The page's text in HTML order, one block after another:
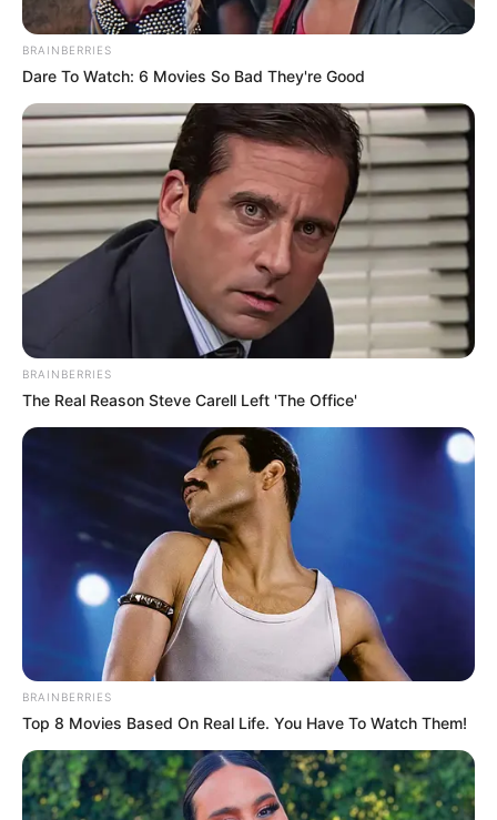
BRAINBERRIES
Dare To Watch: 6 Movies So Bad They're Good
BRAINBERRIES
The Real Reason Steve Carell Left 'The Office'
BRAINBERRIES
Top 8 Movies Based On Real Life. You Have To Watch Them!